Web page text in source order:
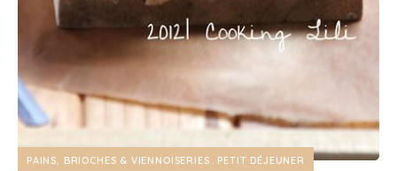
PAINS, BRIOCHES & VIENNOISERIES PETIT DÉJEUNER